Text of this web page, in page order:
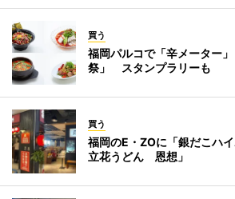
買う
福岡パルコで「辛メーター
祭」 スタンプラリーも
買う
福岡のE・ZOに「銀だこハ
立花うどん 恩想」